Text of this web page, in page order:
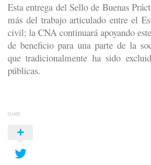
Esta entrega del Sello de Buenas
más del trabajo articulado entre el
civil; la CNA continuará apoyando
de beneficio para una parte de la
que tradicionalmente ha sido
públicas.
SHARE